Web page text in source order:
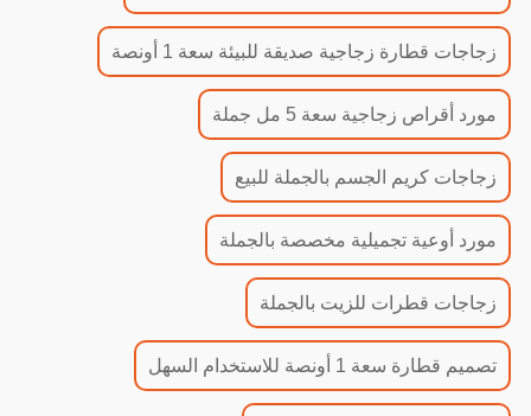
زجاجات قطارة زجاجية صديقة للبيئة سعة 1 أونصة
مورد أقراص زجاجية سعة 5 مل جملة
زجاجات كريم الجسم بالجملة للبيع
مورد أوعية تجميلية مخصصة بالجملة
زجاجات قطرات للزيت بالجملة
تصميم قطارة سعة 1 أونصة للاستخدام السهل